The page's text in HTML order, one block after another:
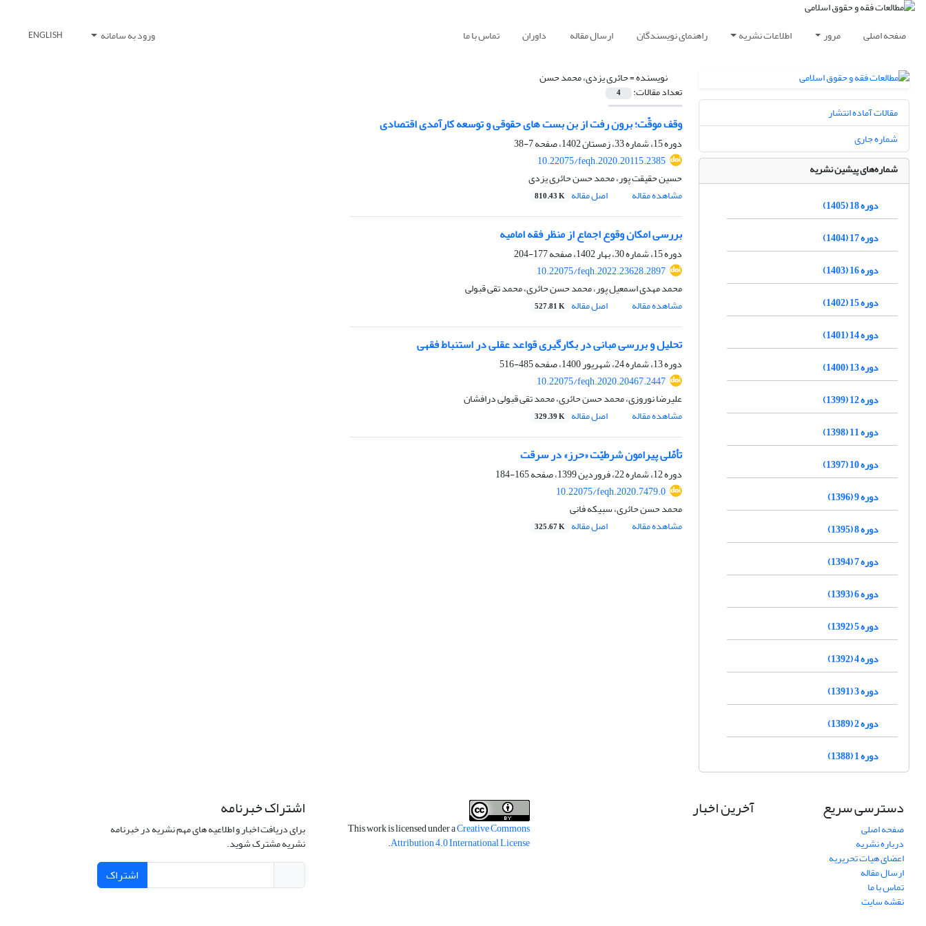
صفحه اصلی مرور اطلاعات نشریه راهنمای نویسندگان ارسال مقاله داوران تماس با ما ورود به سامانه ENGLISH
نویسنده =حائری یزدی، محمد حسن
تعداد مقالات: 4
وقف موقّت؛ برون رفت از بن بست های حقوقی و توسعه کارآمدی اقتصادی
دوره 15، شماره 33، زمستان 1402، صفحه
7-38
10.22075/feqh.2020.20115.2385
حسین حقیقت پور، محمد حسن حائری یزدی
مشاهده مقاله
اصل مقاله 810.43 K
بررسی امکان وقوع اجماع از منظر فقه امامیه
دوره 15، شماره 30، بهار 1402، صفحه
177-204
10.22075/feqh.2022.23628.2897
محمد مهدی اسمعیل پور، محمد حسن حائری، محمد تقی قبولی
مشاهده مقاله
اصل مقاله 527.81 K
تحلیل و بررسی مبانی در بکارگیری قواعد عقلی در استنباط فقهی
دوره 13، شماره 24، شهریور 1400، صفحه
485-516
10.22075/feqh.2020.20467.2447
علیرضا نوروزی، محمد حسن حائری، محمد تقی قبولی درافشان
مشاهده مقاله
اصل مقاله 329.39 K
تأمّلی پیرامون شرطیّت «حرز» در سرقت
دوره 12، شماره 22، فروردین 1399، صفحه
165-184
10.22075/feqh.2020.7479.0
محمد حسن حائری، سبیکه فانی
مشاهده مقاله
اصل مقاله 325.67 K
مقالات آماده انتشار
شماره جاری
شماره‌های پیشین نشریه
دوره 18 (1405)
دوره 17 (1404)
دوره 16 (1403)
دوره 15 (1402)
دوره 14 (1401)
دوره 13 (1400)
دوره 12 (1399)
دوره 11 (1398)
دوره 10 (1397)
دوره 9 (1396)
دوره 8 (1395)
دوره 7 (1394)
دوره 6 (1393)
دوره 5 (1392)
دوره 4 (1392)
دوره 3 (1391)
دوره 2 (1389)
دوره 1 (1388)
دسترسی سریع
صفحه اصلی
درباره نشریه
اعضای هیات تحریریه
ارسال مقاله
تماس با ما
نقشه سایت
آخرین اخبار
This work is licensed under aCreative Commons
Attribution 4.0 International License
.
اشتراک خبرنامه
برای دریافت اخبار و اطلاعیه های مهم نشریه در خبرنامه
نشریه مشترک شوید.
اشتراک